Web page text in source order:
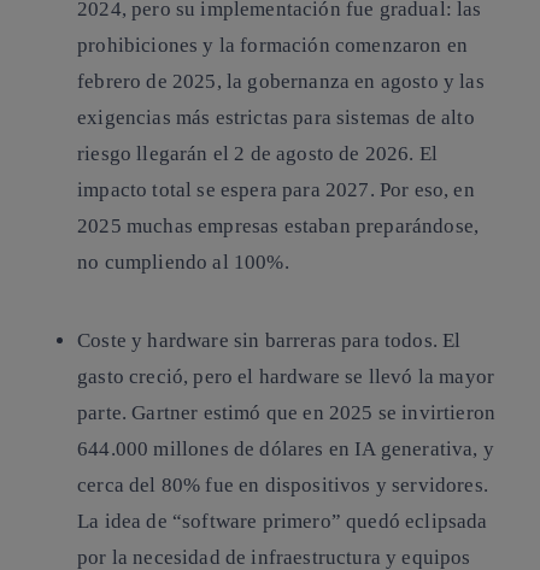
2024, pero su implementación fue gradual: las
prohibiciones y la formación comenzaron en
febrero de 2025, la gobernanza en agosto y las
exigencias más estrictas para sistemas de alto
riesgo llegarán el 2 de agosto de 2026. El
impacto total se espera para 2027. Por eso, en
2025 muchas empresas estaban preparándose,
no cumpliendo al 100%.
Coste y hardware sin barreras para todos.El
gasto creció, pero el hardware se llevó la mayor
parte. Gartner estimó que en 2025 se invirtieron
644.000 millones de dólares en IA generativa, y
cerca del 80% fue en dispositivos y servidores.
La idea de “software primero” quedó eclipsada
por la necesidad de infraestructura y equipos